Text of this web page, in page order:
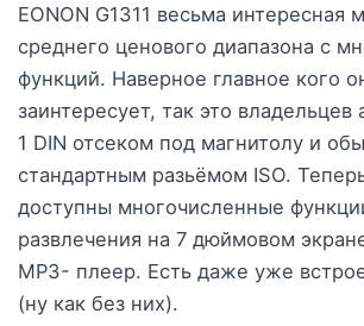
EONON G1311 весьма интересная
среднего ценового диапазона с
функций. Наверное главное кого
заинтересует, так это
1 DIN отсеком под магнитолу и
стандартным разьёмом ISO.
доступны многочисленные
развлечения на 7 дюймовом
MP3- плеер. Есть даже уже
(ну как без них).